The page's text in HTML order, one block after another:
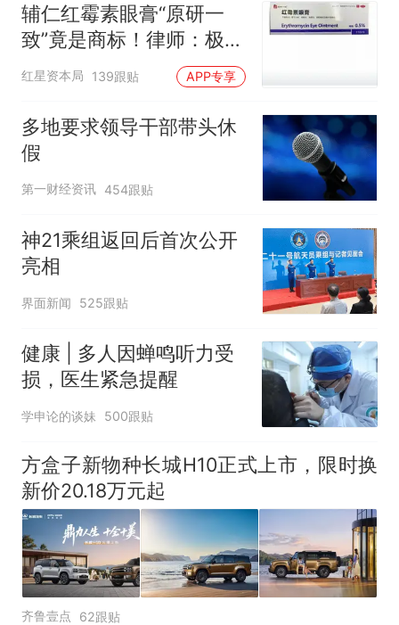
辅仁红霉素眼膏“原研一
致”竟是商标！律师：极易
误导消费者，不妥
红星资本局 139跟贴 APP专享
多地要求领导干部带头休
假
第一财经资讯 454跟贴
神21乘组返回后首次公开
亮相
界面新闻 525跟贴
健康 | 多人因蝉鸣听力受
损，医生紧急提醒
学申论的谈妹 500跟贴
方盒子新物种长城H10正式上市，限时换
新价20.18万元起
齐鲁壹点 62跟贴